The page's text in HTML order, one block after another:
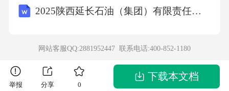
马蹄疾，一日看尽长安花唐朝诗人创作了大量
客行”。在唐朝的宫殿上，“万国衣冠拜冕旒（借
2025陕西延长石油（集团）有限责任公司招聘（1881人）笔试备考题库及答案解析
网站客服QQ:2881952447 联系电话:400-852-1180
举报 分享 0
下载本文档